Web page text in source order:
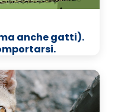
anche gatti).